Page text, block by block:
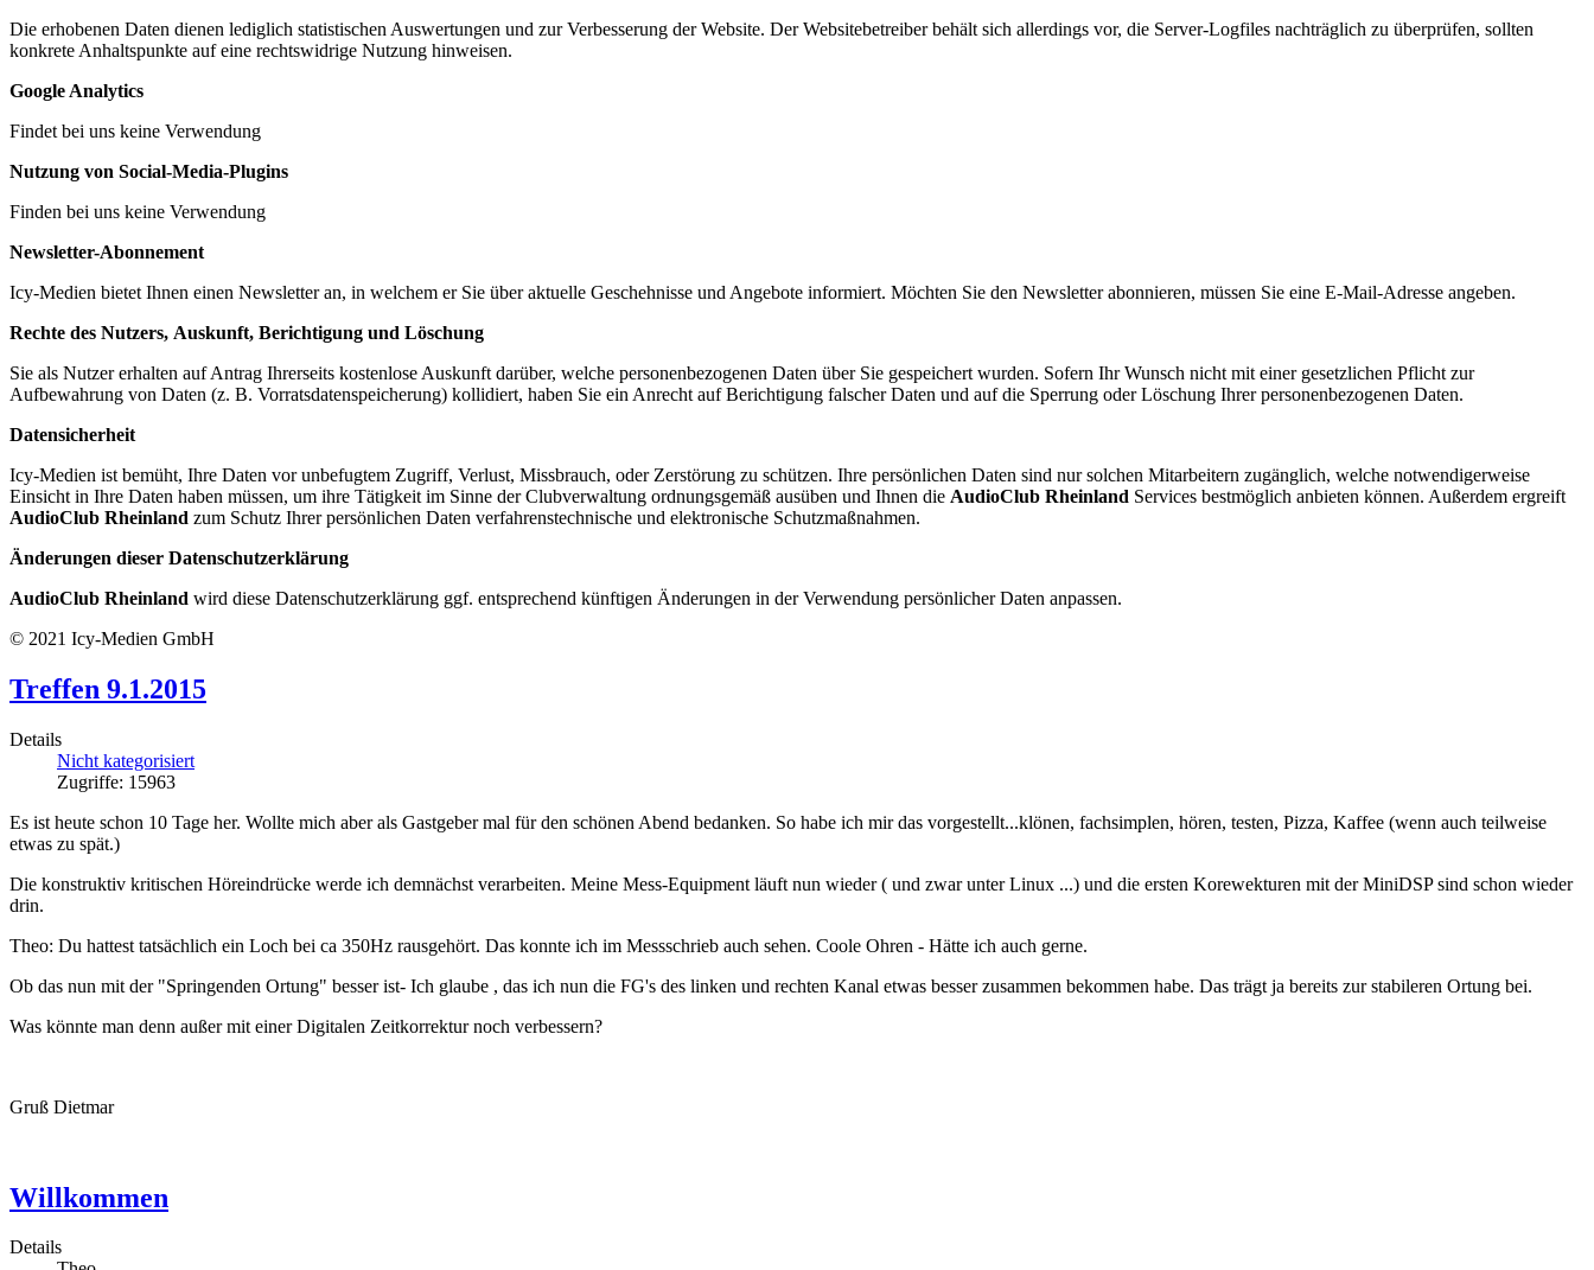
Die erhobenen Daten dienen lediglich statistischen Auswertungen und zur Verbesserung der Website. Der Websitebetreiber behält sich allerdings vor, die Server-Logfiles nachträglich zu überprüfen, sollten
konkrete Anhaltspunkte auf eine rechtswidrige Nutzung hinweisen.
Google Analytics
Findet bei uns keine Verwendung
Nutzung von Social-Media-Plugins
Finden bei uns keine Verwendung
Newsletter-Abonnement
Icy-Medien bietet Ihnen einen Newsletter an, in welchem er Sie über aktuelle Geschehnisse und Angebote informiert. Möchten Sie den Newsletter abonnieren, müssen Sie eine E-Mail-Adresse angeben.
Rechte des Nutzers, Auskunft, Berichtigung und Löschung
Sie als Nutzer erhalten auf Antrag Ihrerseits kostenlose Auskunft darüber, welche personenbezogenen Daten über Sie gespeichert wurden. Sofern Ihr Wunsch nicht mit einer gesetzlichen Pflicht zur
Aufbewahrung von Daten (z. B. Vorratsdatenspeicherung) kollidiert, haben Sie ein Anrecht auf Berichtigung falscher Daten und auf die Sperrung oder Löschung Ihrer personenbezogenen Daten.
Datensicherheit
Icy-Medien ist bemüht, Ihre Daten vor unbefugtem Zugriff, Verlust, Missbrauch, oder Zerstörung zu schützen. Ihre persönlichen Daten sind nur solchen Mitarbeitern zugänglich, welche notwendigerweise
Einsicht in Ihre Daten haben müssen, um ihre Tätigkeit im Sinne der Clubverwaltung ordnungsgemäß ausüben und Ihnen die AudioClub Rheinland Services bestmöglich anbieten können. Außerdem ergreift
AudioClub Rheinland zum Schutz Ihrer persönlichen Daten verfahrenstechnische und elektronische Schutzmaßnahmen.
Änderungen dieser Datenschutzerklärung
AudioClub Rheinland wird diese Datenschutzerklärung ggf. entsprechend künftigen Änderungen in der Verwendung persönlicher Daten anpassen.
© 2021 Icy-Medien GmbH
Treffen 9.1.2015
Details
Nicht kategorisiert
Zugriffe: 15963
Es ist heute schon 10 Tage her. Wollte mich aber als Gastgeber mal für den schönen Abend bedanken. So habe ich mir das vorgestellt...klönen, fachsimplen, hören, testen, Pizza, Kaffee (wenn auch teilweise
etwas zu spät.)
Die konstruktiv kritischen Höreindrücke werde ich demnächst verarbeiten. Meine Mess-Equipment läuft nun wieder ( und zwar unter Linux ...) und die ersten Korewekturen mit der MiniDSP sind schon wieder
drin.
Theo: Du hattest tatsächlich ein Loch bei ca 350Hz rausgehört. Das konnte ich im Messschrieb auch sehen. Coole Ohren - Hätte ich auch gerne.
Ob das nun mit der "Springenden Ortung" besser ist- Ich glaube , das ich nun die FG's des linken und rechten Kanal etwas besser zusammen bekommen habe. Das trägt ja bereits zur stabileren Ortung bei.
Was könnte man denn außer mit einer Digitalen Zeitkorrektur noch verbessern?
Gruß Dietmar
Willkommen
Details